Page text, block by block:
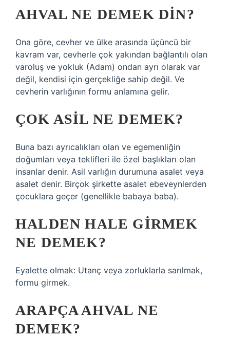
AHVAL NE DEMEK DIN?
Ona göre, cevher ve ülke arasında üçüncü bir
kavram var, cevherle çok yakından bağlantılı olan
varoluş ve yokluk (Adam) ondan ayrı olarak var
değil, kendisi için gerçekliğe sahip değil. Ve
cevherin varlığının formu anlamına gelir.
ÇOK ASIL NE DEMEK?
Buna bazı ayrıcalıkları olan ve egemenliğin
doğumları veya teklifleri ile özel başlıkları olan
insanlar denir. Asil varlığın durumuna asalet veya
asalet denir. Birçok şirkette asalet ebeveynlerden
çocuklara geçer (genellikle babaya baba).
HALDEN HALE GIRMEK
NE DEMEK?
Eyalette olmak: Utanç veya zorluklarla sarılmak,
formu girmek.
ARAPÇA AHVAL NE
DEMEK?